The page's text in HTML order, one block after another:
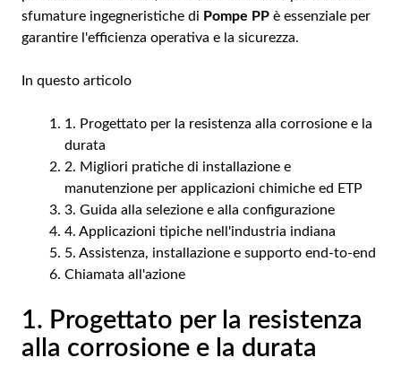
sfumature ingegneristiche di Pompe PP è essenziale per
garantire l'efficienza operativa e la sicurezza.
In questo articolo
1. Progettato per la resistenza alla corrosione e la
durata
2. Migliori pratiche di installazione e
manutenzione per applicazioni chimiche ed ETP
3. Guida alla selezione e alla configurazione
4. Applicazioni tipiche nell'industria indiana
5. Assistenza, installazione e supporto end-to-end
Chiamata all'azione
1. Progettato per la resistenza
alla corrosione e la durata